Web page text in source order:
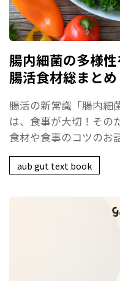
腸内細菌の多様
腸活食材総まとめ
腸活の新常識「腸内細
は、食事が大切！その
食材や食事のコツのお
aub gut text book